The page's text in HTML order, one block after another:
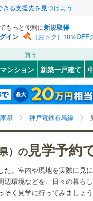
る支援先を見つけよう
もっと便利に新規取得
イン
［おトク］10％
買う
ンション 新築一戸建て
県 神戸電鉄有馬線
）の見学予約
た。室内や現地を実際に見
辺環境などを、日々の暮ら
く見学に行ってみましょう
道
岩手
神奈川
長野
岐阜
兵庫
区(30)
区(8)
(2
市( 28)
市
127)
市(67)
道本線（JR西日本）(163)
川線(9)
線(0)
新幹線
18)
市営地下鉄西神・山手線( 36)
神戸本線(184)
甲陽線(52)
(0) (2) (1)
2)
向き、建ち方、日当たり
6m以上（7）
地（1）
格、契約、入居関連など
渡し（0）
りの駅が始発駅（0）
この検索条件の新
兵庫県、神戸
き土地を含
閉じ
閉じ